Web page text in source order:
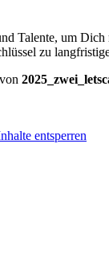
Talente, um Dich
zu
entsperren